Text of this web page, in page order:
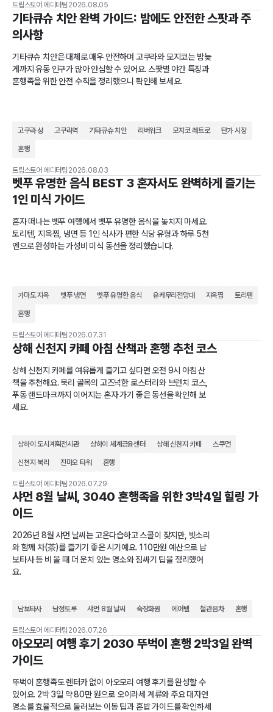
트립스토어 에디터팀 2026.08.05
기타큐슈 치안 완벽 가이드: 밤에도 안전한 스팟과 주
의사항
기타큐슈 치안은 대체로 매우 안전하며 고쿠라와 모지코는 밤늦
게까지 유동 인구가 많아 안심할 수 있어요. 스팟별 야간 특징과
혼행족을 위한 안전 수칙을 정리했으니 확인해 보세요.
고쿠라 성 고쿠라역 기타큐슈 치안 리버워크 모지코 레트로 탄가 시장
혼행
트립스토어 에디터팀 2026.08.03
벳푸 유명한 음식 BEST 3 혼자서도 완벽하게 즐기는
1인 미식 가이드
혼자 떠나는 벳푸 여행에서 벳푸 유명한 음식을 놓치지 마세요.
토리텐, 지옥찜, 냉면 등 1인 식사가 편한 식당 유형과 하루 5천
엔으로 완성하는 가성비 미식 동선을 정리했습니다.
가마도 지옥 벳푸 냉면 벳푸 유명한 음식 유케무리전망대 지옥찜 토리텐
혼행
트립스토어 에디터팀 2026.07.31
상해 신천지 카페 아침 산책과 혼행 추천 코스
상해 신천지 카페를 여유롭게 즐기고 싶다면 오전 9시 아침 산
책을 추천해요. 북리 골목의 고즈넉한 로스터리와 브런치 코스,
푸동 랜드마크까지 이어지는 혼자 가기 좋은 동선을 확인해 보
세요.
상하이 도시계획전시관 상하이 세계금융센터 상해 신천지 카페 스쿠먼
신천지 북리 진마오 타워 혼행
트립스토어 에디터팀 2026.07.29
샤먼 8월 날씨, 3040 혼행족을 위한 3박4일 힐링 가
이드
2026년 8월 샤먼 날씨는 고온다습하고 스콜이 잦지만, 빗소리
와 함께 차(茶)를 즐기기 좋은 시기예요. 110만원 예산으로 남
보타사 등 비 올 때 더 운치 있는 명소와 짐싸기 팁을 정리했어
요.
남보타사 남정토루 샤먼 8월 날씨 숙장화원 에어텔 철관음차 혼행
트립스토어 에디터팀 2026.07.26
아오모리 여행 후기 2030 뚜벅이 혼행 2박3일 완벽
가이드
뚜벅이 혼행족도 렌터카 없이 아오모리 여행 후기를 완성할 수
있어요. 2박 3일 약 80만 원으로 오이라세 계류와 주요 대자연
명소를 효율적으로 둘러보는 이동 팁과 혼밥 가이드를 확인하세